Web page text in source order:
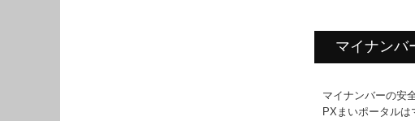
マイナンバ
マイナンバーの安
PXまいポータルは